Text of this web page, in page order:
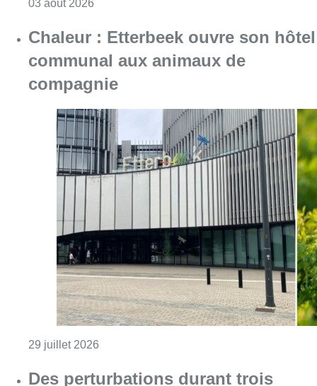
03 août 2026
Chaleur : Etterbeek ouvre son hôtel
communal aux animaux de
compagnie
29 juillet 2026
Des perturbations durant trois